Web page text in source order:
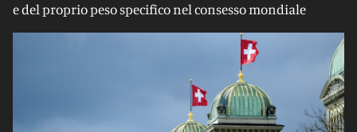
e del proprio peso specifico nel consesso mondiale